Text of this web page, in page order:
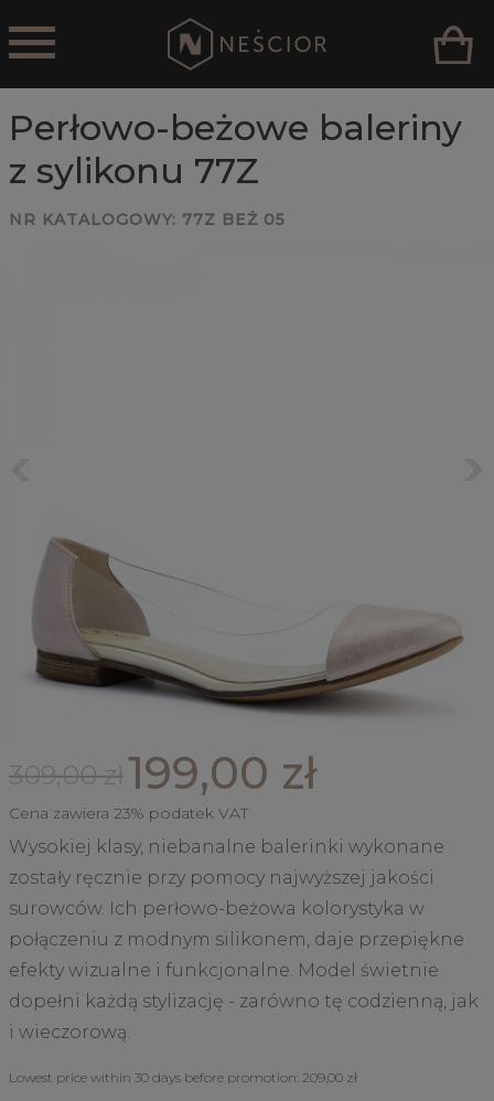
Perłowo-beżowe baleriny
z sylikonu 77Z
NR KATALOGOWY: 77Z BEŻ 05
309,00 zł199,00 zł
Cena zawiera 23% podatek VAT
Wysokiej klasy, niebanalne balerinki wykonane
zostały ręcznie przy pomocy najwyższej jakości
surowców. Ich perłowo-beżowa kolorystyka w
połączeniu z modnym silikonem, daje przepiękne
efekty wizualne i funkcjonalne. Model świetnie
dopełni każdą stylizację - zarówno tę codzienną, jak
i wieczorową.
Lowest price within 30 days before promotion: 209,00 zł